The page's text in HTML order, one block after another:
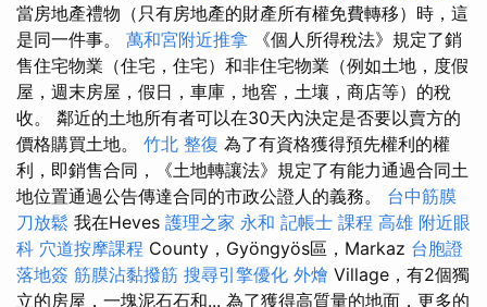
當房地產禮物（只有房地產的財產所有權免費轉移）時，這
是同一件事。 萬和宮附近推拿 《個人所得稅法》規定了銷
售住宅物業（住宅，住宅）和非住宅物業（例如土地，度假
屋，週末房屋，假日，車庫，地窖，土壤，商店等）的稅
收。 鄰近的土地所有者可以在30天內決定是否要以賣方的
價格購買土地。 竹北 整復 為了有資格獲得預先權利的權
利，即銷售合同，《土地轉讓法》規定了有能力通過合同土
地位置通過公告傳達合同的市政公證人的義務。 台中筋膜
刀放鬆 我在Heves 護理之家 永和 記帳士 課程 高雄 附近眼
科 穴道按摩課程 County，Gyöngyös區，Markaz 台胞證
落地簽 筋膜沾黏撥筋 搜尋引擎優化 外燴 Village，有2個獨
立的房屋，一塊泥石石和... 為了獲得高質量的地面，更多的